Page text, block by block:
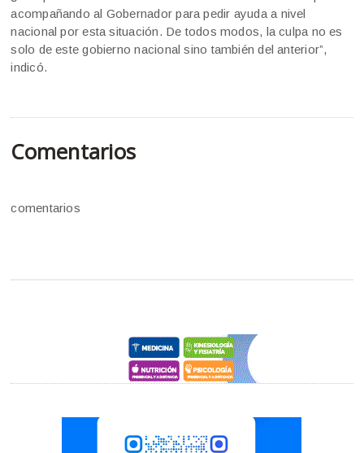
acompañando al Gobernador para pedir ayuda a nivel
nacional por esta situación. De todos modos, la culpa no es
solo de este gobierno nacional sino también del anterior”,
indicó.
Comentarios
comentarios